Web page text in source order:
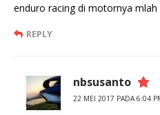
enduro racing di motornya
REPLY
nbsusanto
22 MEI 2017 PADA 6:04